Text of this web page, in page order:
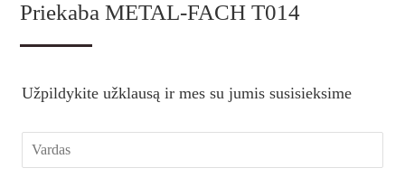
Priekaba METAL-FACH T014
Užpildykite užklausą ir mes su jumis susisieksime